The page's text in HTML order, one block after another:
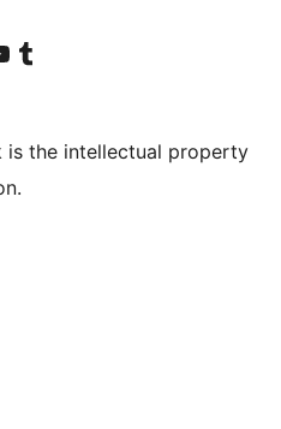
de TikTok
nosa canle de YouTube
Visita a nosa conta de Tumblr
is the intellectual property